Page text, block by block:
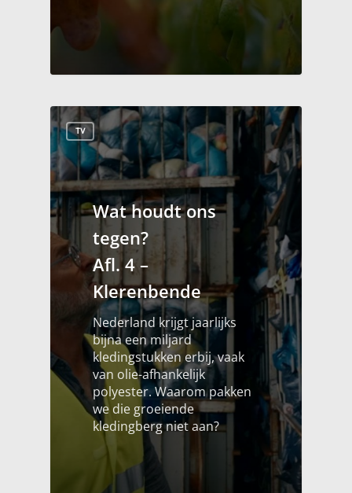
TV
Wat houdt ons
tegen?
Afl. 4 –
Klerenbende
Nederland krijgt jaarlijks
bijna een miljard
kledingstukken erbij, vaak
van olie-afhankelijk
polyester. Waarom pakken
we die groeiende
kledingberg niet aan?